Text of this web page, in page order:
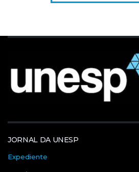
JORNAL DA UNESP
Expediente